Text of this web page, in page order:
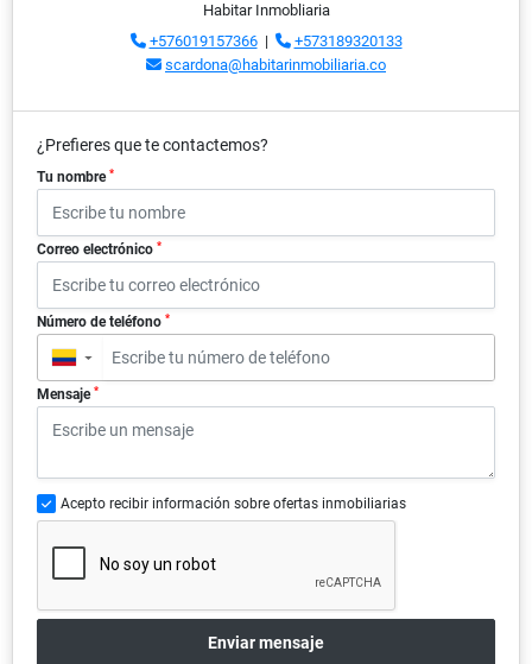
Habitar Inmobliaria
+576019157366|
+573189320133
scardona@habitarinmobiliaria.co
¿Prefieres que te contactemos?
Tu nombre *
Correo electrónico *
Número de teléfono *
▼
Mensaje *
Acepto recibir información sobre ofertas inmobiliarias
Enviar mensaje